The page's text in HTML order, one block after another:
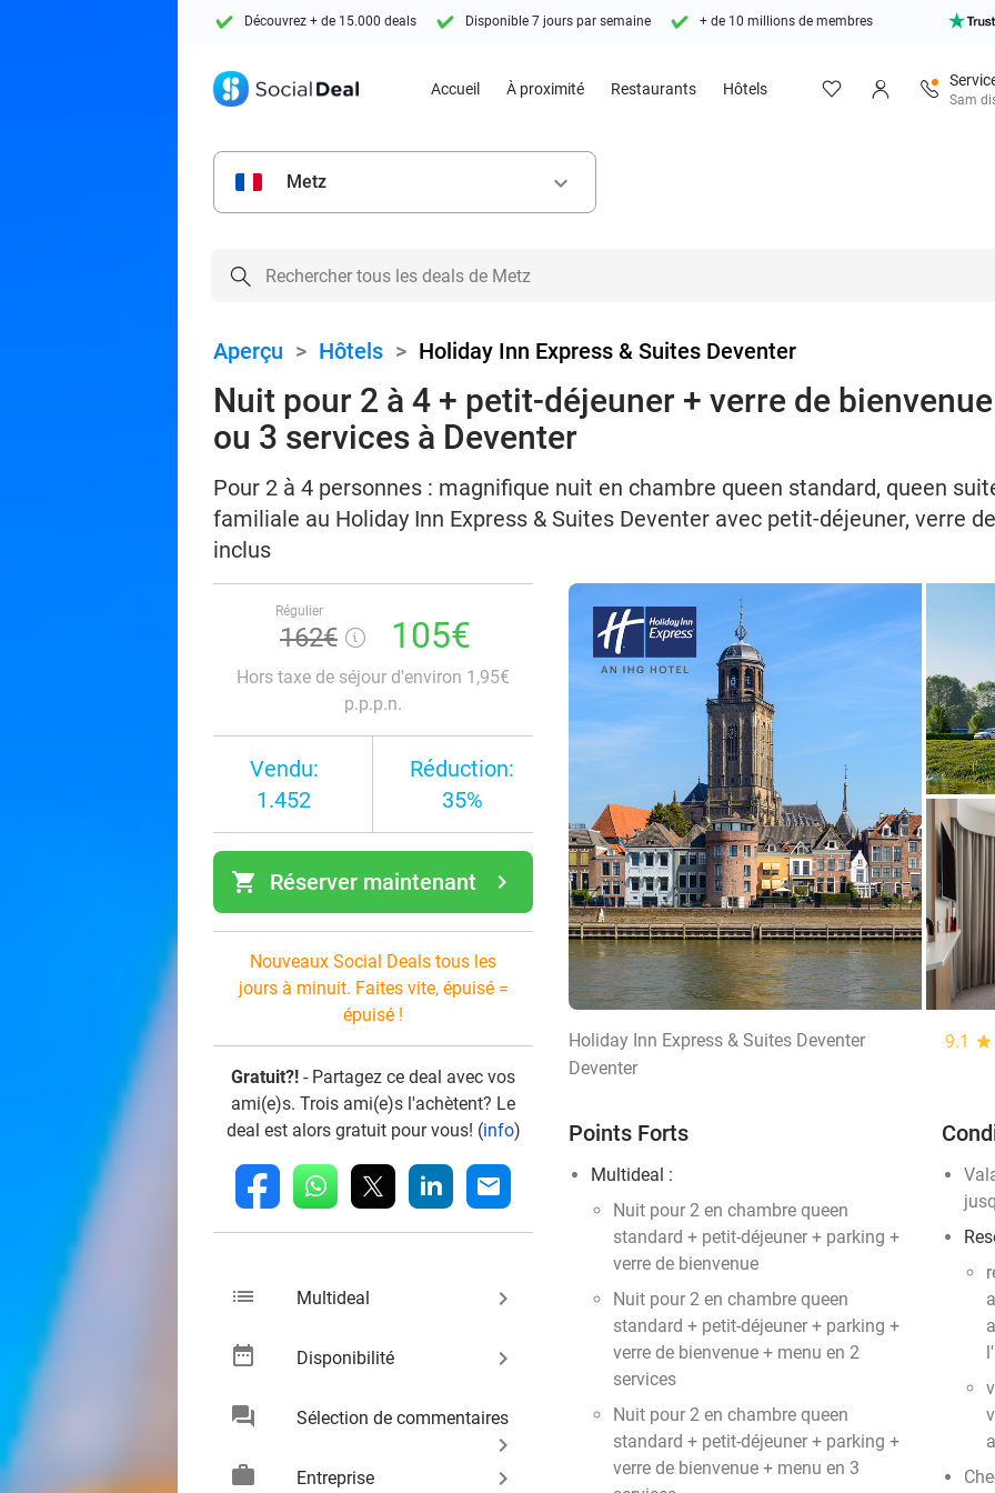
Découvrez + de 15.000 deals Disponible 7 jours par semaine + de 10 millions de membres
Accueil À proximité Restaurants Hôtels
Sam
Metz keyboard_arrow_down
Aperçu > Hôtels > Holiday Inn Express & Suites Deventer
Nuit pour 2 à 4 + petit-déjeuner + verre de
ou 3 services à Deventer
Pour 2 à 4 personnes : magnifique nuit en chambre queen standard, queen
familiale au Holiday Inn Express & Suites Deventer avec petit-déjeuner, verre
inclus
Régulier
162€ 105€
Hors taxe de séjour d'environ 1,95€
p.p.p.n.
Vendu:
1.452
Réduction:
35%
shopping_cart navigate_next
Réserver maintenant
Nouveaux Social Deals tous les
jours à minuit. Faites vite, épuisé =
épuisé !
Gratuit?! - Partagez ce deal avec vos
ami(e)s. Trois ami(e)s l'achètent? Le
deal est alors gratuit pour vous! (info)
fb whatsapp linkedin mail
list Multideal keyboard_arrow_right
date_range Disponibilité keyboard_arrow_right
chat Sélection de commentaires
keyboard_arrow_right
work
Entreprise keyboard_arrow_right
Holiday Inn Express & Suites Deventer 9.1 star
Deventer
Points Forts
Multideal :
Nuit pour 2 en chambre queen
standard + petit-déjeuner + parking +
verre de bienvenue
Nuit pour 2 en chambre queen
standard + petit-déjeuner + parking +
verre de bienvenue + menu en 2
services
Nuit pour 2 en chambre queen
standard + petit-déjeuner + parking +
verre de bienvenue + menu en 3